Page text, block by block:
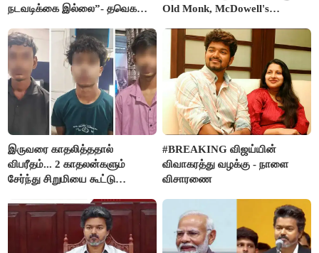
நடவடிக்கை இல்லை”- தவெக
கதறல்
Old Monk, McDowell's
FSSAI தடை
இருவரை காதலித்ததால்
விபரீதம்... 2 காதலன்களும்
சேர்ந்து சிறுமியை கூட்டு
செய்த கொடூரம்
#BREAKING விஜய்யின்
விவாகரத்து வழக்கு - நாளை
விசாரணை